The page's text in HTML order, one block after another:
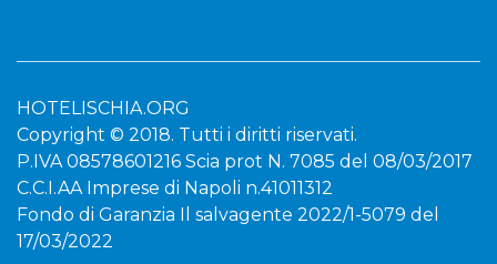
HOTELISCHIA.ORG
Copyright © 2018. Tutti i diritti riservati.
P.IVA 08578601216 Scia prot N. 7085 del 08/03/2017
C.C.I.AA Imprese di Napoli n.41011312
Fondo di Garanzia Il salvagente 2022/1-5079 del
17/03/2022